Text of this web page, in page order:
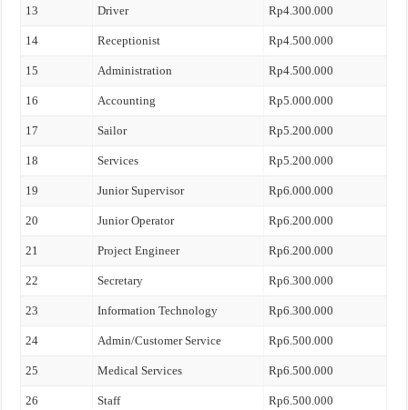
13 Driver Rp4.300.000
14 Receptionist Rp4.500.000
15 Administration Rp4.500.000
16 Accounting Rp5.000.000
17 Sailor Rp5.200.000
18 Services Rp5.200.000
19 Junior Supervisor Rp6.000.000
20 Junior Operator Rp6.200.000
21 Project Engineer Rp6.200.000
22 Secretary Rp6.300.000
23 Information Technology Rp6.300.000
24 Admin/Customer Service Rp6.500.000
25 Medical Services Rp6.500.000
26 Staff Rp6.500.000